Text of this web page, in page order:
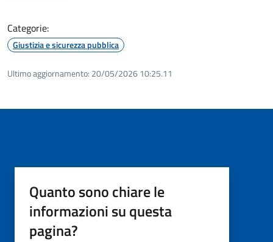
Categorie:
Giustizia e sicurezza pubblica
Ultimo aggiornamento: 20/05/2026 10:25.11
Quanto sono chiare le
informazioni su questa
pagina?